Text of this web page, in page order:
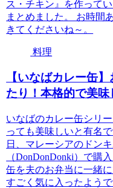
ス・チキン』を作って
まとめました。 お時間
きてくださいね～。
料理
【いなばカレー缶
たり！本格的で美味
いなばのカレー缶シリ
っても美味しいと有名
日、マレーシアのドン
（DonDonDonki）で購
缶を夫のお弁当に一緒に
すごく気に入ったよう